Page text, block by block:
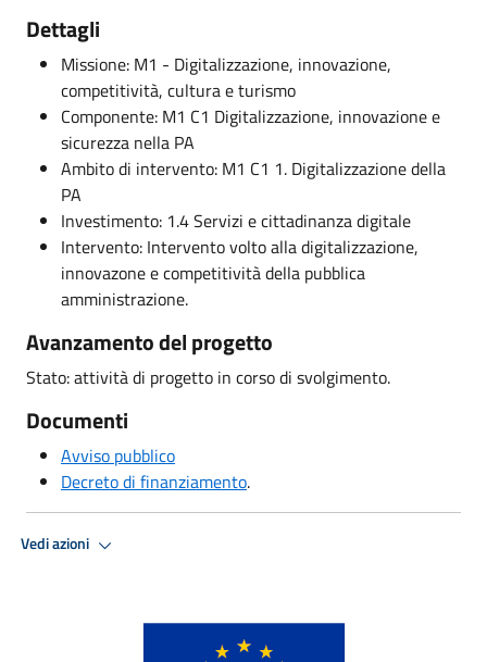
Dettagli
Missione: M1 - Digitalizzazione, innovazione,
competitività, cultura e turismo
Componente: M1 C1 Digitalizzazione, innovazione e
sicurezza nella PA
Ambito di intervento: M1 C1 1. Digitalizzazione della
PA
Investimento: 1.4 Servizi e cittadinanza digitale
Intervento: Intervento volto alla digitalizzazione,
innovazone e competitività della pubblica
amministrazione.
Avanzamento del progetto
Stato: attività di progetto in corso di svolgimento.
Documenti
Avviso pubblico
Decreto di finanziamento.
Vedi azioni